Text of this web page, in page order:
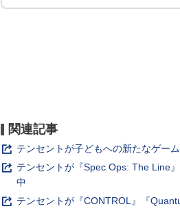
関連記事
テンセントが子どもへの新たなゲー
テンセントが『Spec Ops: The Line
中
テンセントが『CONTROL』『